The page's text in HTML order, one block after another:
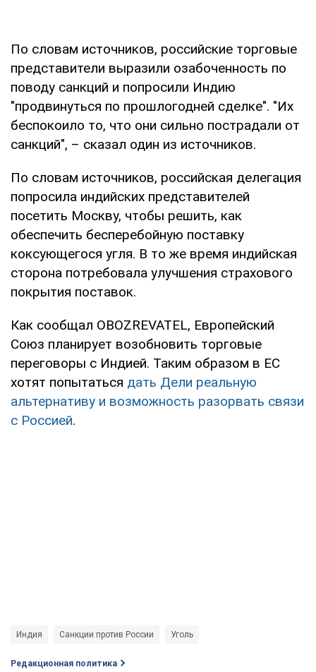
По словам источников, российские торговые
представители выразили озабоченность по
поводу санкций и попросили Индию
"продвинуться по прошлогодней сделке". "Их
беспокоило то, что они сильно пострадали от
санкций", – сказал один из источников.
По словам источников, российская делегация
попросила индийских представителей
посетить Москву, чтобы решить, как
обеспечить бесперебойную поставку
коксующегося угля. В то же время индийская
сторона потребовала улучшения страхового
покрытия поставок.
Как сообщал OBOZREVATEL, Европейский
Союз планирует возобновить торговые
переговоры с Индией. Таким образом в ЕС
хотят попытаться дать Дели реальную
альтернативу и возможность разорвать связи
с Россией.
Индия Санкции против России Уголь
Редакционная политика